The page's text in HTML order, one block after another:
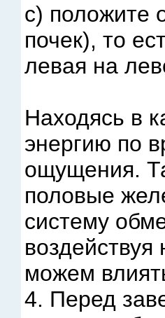
с) положите
почек), то
левая на
Находясь в
энергию по
ощущения.
половые
систему
можем
4. Перед